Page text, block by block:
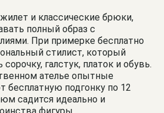
и классические брюки,
полный образ с
При примерке бесплатно
стилист, который
галстук, платок и обувь.
ателье опытные
бесплатную подгонку по 12
садится идеально и